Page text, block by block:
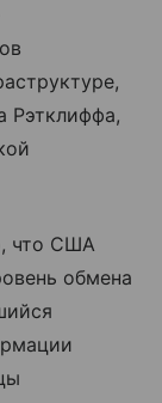
Рэтклиффа,
что США
обмена